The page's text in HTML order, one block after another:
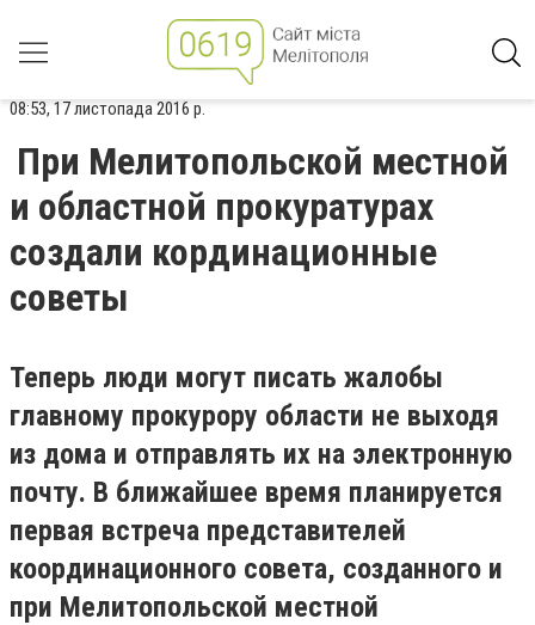
08:53, 17 листопада 2016 р.
При Мелитопольской местной
и областной прокуратурах
создали кординационные
советы
Теперь люди могут писать жалобы
главному прокурору области не выходя
из дома и отправлять их на электронную
почту. В ближайшее время планируется
первая встреча представителей
координационного совета, созданного и
при Мелитопольской местной